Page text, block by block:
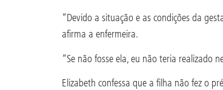
“Devido a situação e as condições da
afirma a enfermeira.
“Se não fosse ela, eu não teria realizado
Elizabeth confessa que a filha não fez o